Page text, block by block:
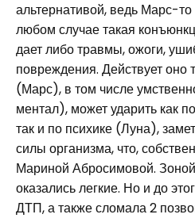
альтернативой, ведь Марс-
любом случае такая
дает либо травмы, ожоги,
повреждения. Действует оно
(Марс), в том числе
ментал), может ударить как
так и по психике (Луна),
силы организма, что,
Мариной Абросимовой.
оказались легкие. Но и до
ДТП, а также сломала 2